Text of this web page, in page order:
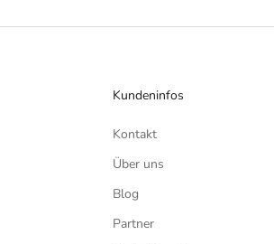
Kundeninfos
Kontakt
Über uns
Blog
Partner